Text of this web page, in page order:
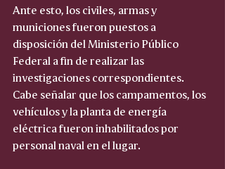
Ante esto, los civiles, armas y
municiones fueron puestos a
disposición del Ministerio Público
Federal a fin de realizar las
investigaciones correspondientes.
Cabe señalar que los campamentos, los
vehículos y la planta de energía
eléctrica fueron inhabilitados por
personal naval en el lugar.